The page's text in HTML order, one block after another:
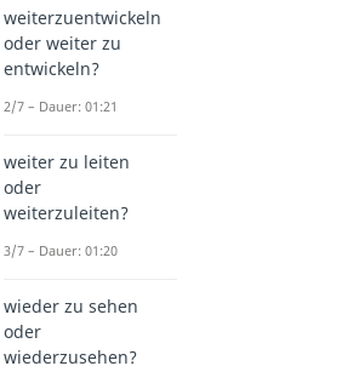
weiterzuentwickeln
oder weiter zu
entwickeln?
2/7 – Dauer: 01:21
weiter zu leiten
oder
weiterzuleiten?
3/7 – Dauer: 01:20
wieder zu sehen
oder
wiederzusehen?